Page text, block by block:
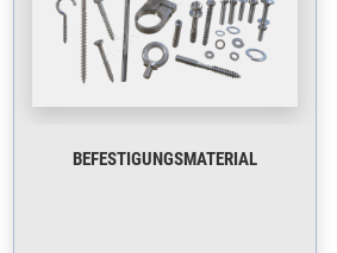
BEFESTIGUNGSMATERIAL